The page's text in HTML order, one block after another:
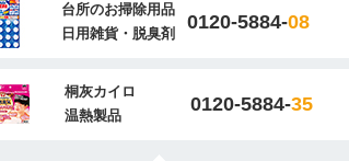
台所のお掃除用品
日用雑貨・脱臭剤
0120-5884-08
桐灰カイロ
温熱製品
0120-5884-35